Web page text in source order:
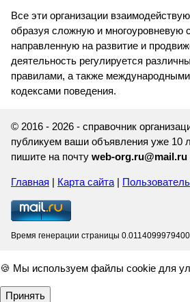
Все эти организации
образуя сложную и многоуровневую
направленную на развитие и
деятельность регулируется
правилами, а также
кодексами поведения.
© 2016 - 2026 - справочник
публикуем ваши объявления уже 10
пишите на почту web-org.ru@mail.ru
Главная | Карта сайта|
Время генерации страницы
🍪 Мы используем файлы cookie для
Принять